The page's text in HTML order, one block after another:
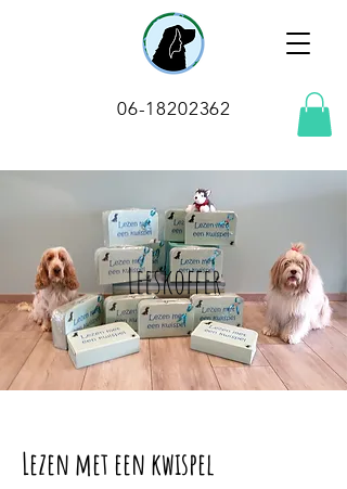
06-18202362
Leeskoffer
Lezen met een kwispel